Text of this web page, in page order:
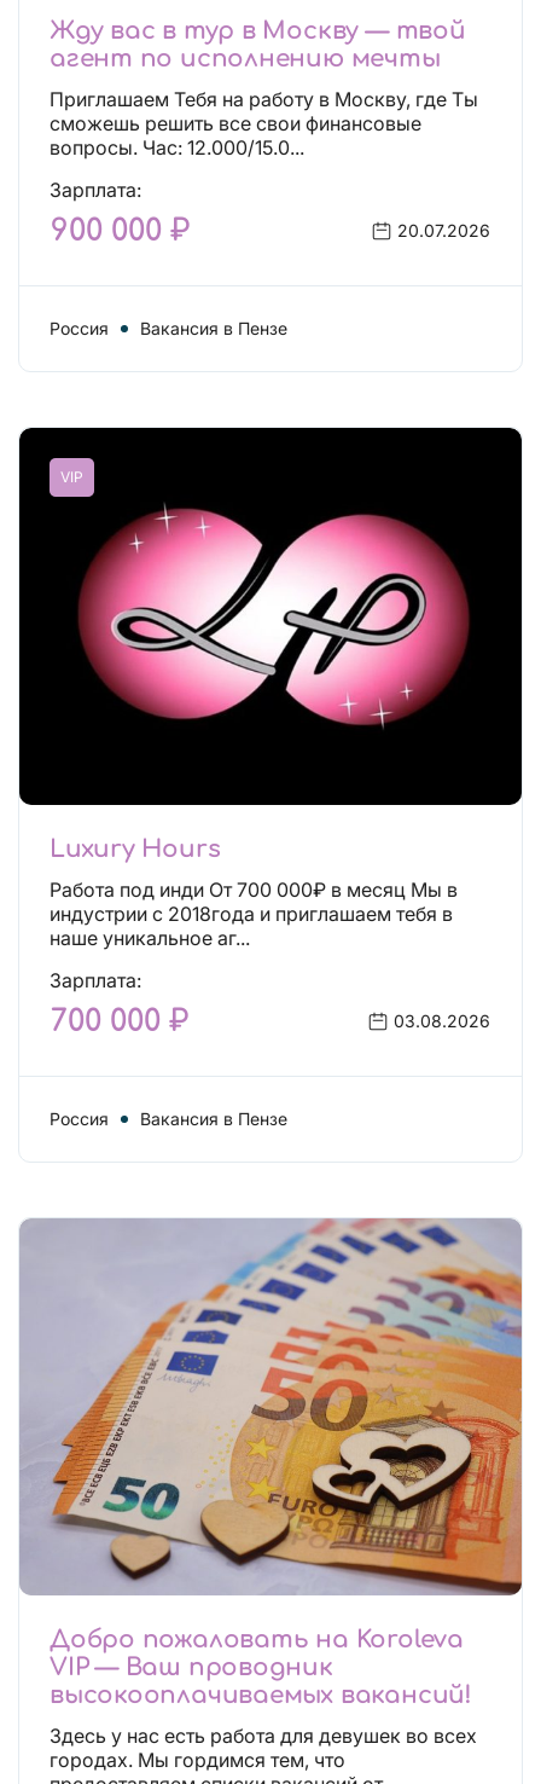
Жду вас в тур в Москву — твой
агент по исполнению мечты
Приглашаем Тебя на работу в Москву, где Ты
сможешь решить все свои финансовые
вопросы. Час: 12.000/15.0...
Зарплата:
900 000 ₽ 20.07.2026
Россия Вакансия в Пензе
VIP
Luxury Hours
Работа под инди От 700 000₽ в месяц Мы в
индустрии с 2018года и приглашаем тебя в
наше уникальное аг...
Зарплата:
700 000 ₽ 03.08.2026
Россия Вакансия в Пензе
Добро пожаловать на Koroleva
VIP — Ваш проводник
высокооплачиваемых вакансий!
Здесь у нас есть работа для девушек во всех
городах. Мы гордимся тем, что